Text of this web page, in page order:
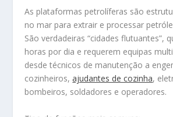
As plataformas petrolíferas são
no mar para extrair e processar
São verdadeiras “cidades flutuantes”,
horas por dia e requerem equipas
desde técnicos de manutenção a
cozinheiros,ajudantes de cozinha,
bombeiros, soldadores e operadores.